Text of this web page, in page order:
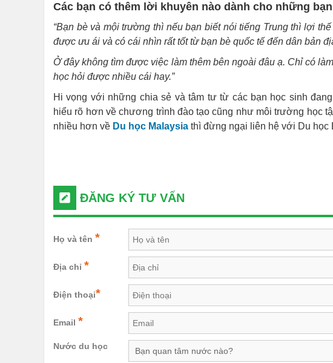
Các bạn có thêm lời khuyên nào dành cho những
“Bạn bè và mội trường thì nếu bạn biết nói tiếng Trung thì lợi
được ưu ái và có cái nhìn rất tốt từ bạn bè quốc tế đến dân bản
Ở đây không tìm được việc làm thêm bên ngoài đâu ạ. Chỉ có
học hỏi được nhiều cái hay.”
Hi vọng với những chia sẻ và tâm tư từ các bạn học sinh
hiểu rõ hơn về chương trình đào tạo cũng như môi trường học
nhiều hơn về Du học Malaysia thì đừng ngại liên hệ với Du học
ĐĂNG KÝ TƯ VẤN
Họ và tên *
Địa chỉ *
Điện thoại*
Email *
Nước du học